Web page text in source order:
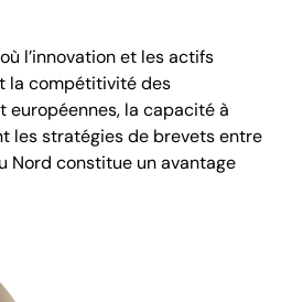
l’innovation et les actifs
la compétitivité des
européennes, la capacité à
les stratégies de brevets entre
Nord constitue un avantage